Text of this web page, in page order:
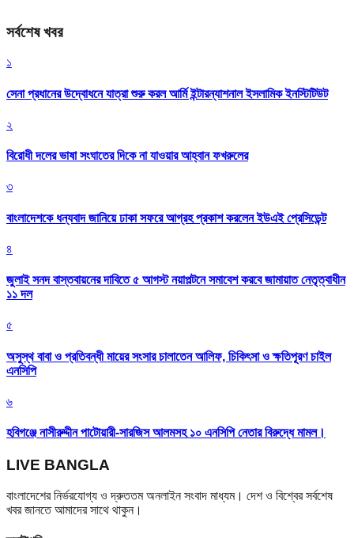
সর্বশেষ খবর
১
সেনা প্রধানের উদ্বোধনে যাত্রা শুরু করল আর্মি ইন্টারন্যাশনাল ইসলামিক ইনস্টিটিউট
২
বিরোধী দলের ভাষা সংঘাতের দিকে না যাওয়ার আহ্বান ফখরুলের
৩
বাংলাদেশকে ধন্যবাদ জানিয়ে ঢাকা সফরে আগ্রহ প্রকাশ করলেন ইউএই প্রেসিডেন্ট
৪
জুলাই সনদ বাস্তবায়নের দাবিতে ৫ আগস্ট নয়াপল্টনে সমাবেশ করবে জামায়াত নেতৃত্বাধীন
১১ দল
৫
অসুস্থ বাবা ও প্রতিবন্ধী মায়ের সংসার চালাতেন আলিফ, চিকিৎসা ও ক্ষতিপূরণ চাইল
এনসিপি
৬
হবিগঞ্জে নাসীরুদ্দীন পাটোয়ারী-সারজিস আলমসহ ১০ এনসিপি নেতার বিরুদ্ধে মামল।
LIVE BANGLA
বাংলাদেশের নির্ভরযোগ্য ও দ্রুততম অনলাইন সংবাদ মাধ্যম। দেশ ও বিশ্বের সর্বশেষ
খবর জানতে আমাদের সাথে থাকুন।